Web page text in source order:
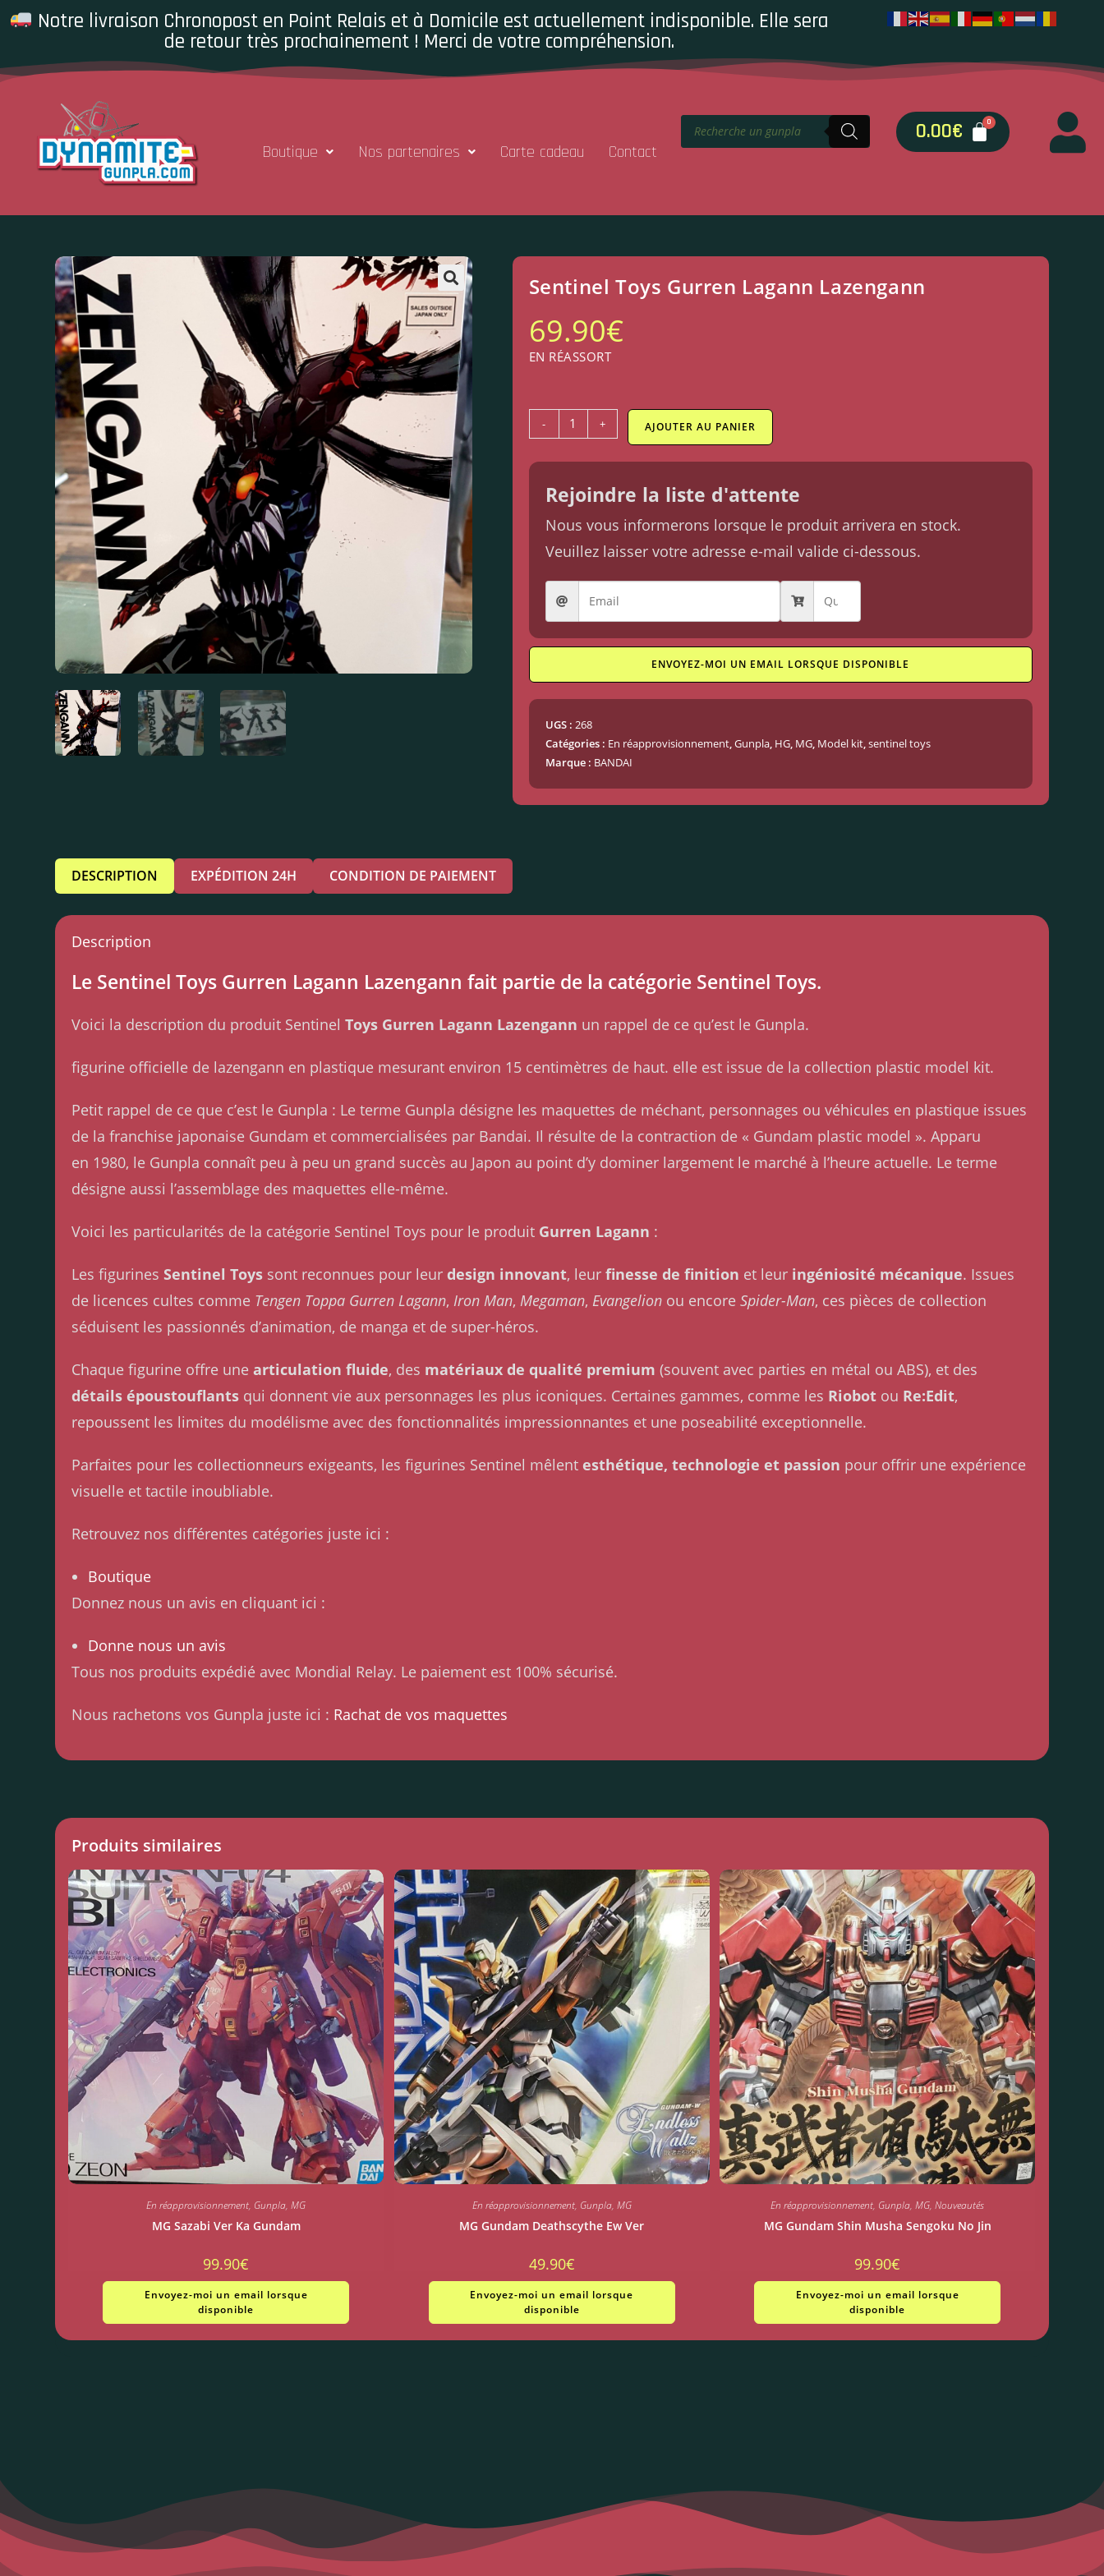
Notre livraison Chronopost en Point Relais et à Domicile est actuellement indisponible. Elle sera
de retour très prochainement ! Merci de votre compréhension.
Boutique Nos partenaires Carte cadeau Contact
0.00€
Sentinel Toys Gurren Lagann Lazengann
69.90€
EN RÉASSORT
- + AJOUTER AU PANIER
Rejoindre la liste d'attente
Nous vous informerons lorsque le produit arrivera en stock.
Veuillez laisser votre adresse e-mail valide ci-dessous.
ENVOYEZ-MOI UN EMAIL LORSQUE DISPONIBLE
UGS : 268
Catégories : En réapprovisionnement, Gunpla, HG, MG, Model kit, sentinel toys
Marque : BANDAI
DESCRIPTION EXPÉDITION 24H CONDITION DE PAIEMENT
Description
Le Sentinel Toys Gurren Lagann Lazengann fait partie de la catégorie Sentinel Toys.
Voici la description du produit SentinelToys Gurren Lagann Lazengann un rappel de ce qu’est le Gunpla.
figurine officielle de lazengann en plastique mesurant environ 15 centimètres de haut. elle est issue de la collection plastic model kit.
Petit rappel de ce que c’est le Gunpla : Le terme Gunpla désigne les maquettes de méchant, personnages ou véhicules en plastique issues
de la franchise japonaise Gundam et commercialisées par Bandai. Il résulte de la contraction de « Gundam plastic model ». Apparu
en 1980, le Gunpla connaît peu à peu un grand succès au Japon au point d’y dominer largement le marché à l’heure actuelle. Le terme
désigne aussi l’assemblage des maquettes elle-même.
Voici les particularités de la catégorie Sentinel Toys pour le produit Gurren Lagann :
Les figurinesSentinel Toys sont reconnues pour leurdesign innovant, leurfinesse de finition et leur ingéniosité mécanique. Issues
de licences cultes comme Tengen Toppa Gurren Lagann, Iron Man, Megaman, Evangelion ou encoreSpider-Man, ces pièces de collection
séduisent les passionnés d’animation, de manga et de super-héros.
Chaque figurine offre unearticulation fluide, des matériaux de qualité premium (souvent avec parties en métal ou ABS), et des
détails époustouflants qui donnent vie aux personnages les plus iconiques. Certaines gammes, comme les Riobot ou Re:Edit,
repoussent les limites du modélisme avec des fonctionnalités impressionnantes et une poseabilité exceptionnelle.
Parfaites pour les collectionneurs exigeants, les figurines Sentinel mêlentesthétique, technologie et passion pour offrir une expérience
visuelle et tactile inoubliable.
Retrouvez nos différentes catégories juste ici :
Boutique
Donnez nous un avis en cliquant ici :
Donne nous un avis
Tous nos produits expédié avec Mondial Relay. Le paiement est 100% sécurisé.
Nous rachetons vos Gunpla juste ici : Rachat de vos maquettes
Produits similaires
En réapprovisionnement, Gunpla,MG
MG Sazabi Ver Ka Gundam
99.90€
Envoyez-moi un email lorsque
disponible
En réapprovisionnement, Gunpla, MG
MG Gundam Deathscythe Ew Ver
49.90€
Envoyez-moi un email lorsque
disponible
En réapprovisionnement, Gunpla,MG,Nouveautés
MG Gundam Shin Musha Sengoku No Jin
99.90€
Envoyez-moi un email lorsque
disponible